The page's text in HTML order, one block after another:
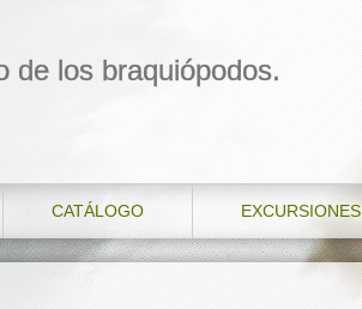
de los braquiópodos.
CATÁLOGO EXCURSIONES